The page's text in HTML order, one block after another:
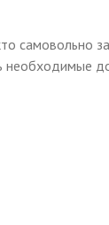
самовольно